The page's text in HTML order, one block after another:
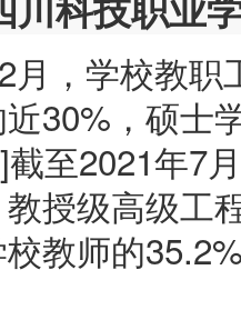
月，学校教
30%，硕士
至2021年7
授级高级工
教师的